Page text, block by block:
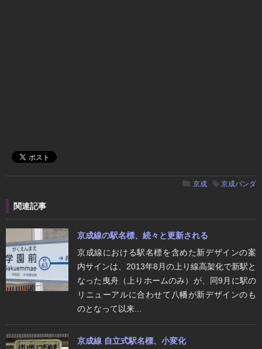
京成 京成パンダ
関連記事
京成線の駅名標、続々と更新される
京成線における駅名標を含めた新デザインの案
内サインは、2013年8月の上り線高架化で新駅と
なった曳舟（上りホームのみ）が、同9月に駅の
リニューアルに合わせて八幡が新デザインのも
のとなって以来...
京成線 自立式駅名標、小変化